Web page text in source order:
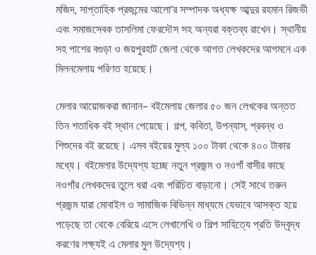
মজিদ, সাপ্তাহিক প্রজন্মের আলো’র সম্পাদক অধ্যক্ষ আব্দুর রহমান রিজভী
এবং সমাজসেবক তাসলিমা ফেরদৌস সহ অন্যরা বক্তব্য রাখেন। স্থানীয়
সহ পাশের বগুড়া ও জয়পুরহাট জেলা থেকে আগত লেখকদের আগমনে এক
মিলনমেলায় পরিণত হয়েছে।
মেলার আয়োজকরা জানান- বইমেলায় জেলার ৫০ জন লেখকের অন্তত
তিন শতাধিক বই স্থান পেয়েছে। গল্প, কবিতা, উপন্যাস, প্রবন্ধ ও
শিশুদের বই রয়েছে। এসব বইয়ের মুল্য ১০০ টাকা থেকে ৪০০ টাকার
মধ্যে। বইমেলার উদ্যেশ্য হচ্ছে নতুন প্রজন্ম ও নওগাঁ বাসীর কাছে
নওগাঁর লেখকদের তুলে ধরা এবং পরিচিত বাড়ানো। সেই সাথে তরুন
প্রজন্ম যারা মোবাইল ও সামাজিক বিভিন্ন মাধ্যমে যেভাবে আসক্ত হয়ে
পড়েছে তা থেকে বেরিয়ে এসে লেখালেখি ও শিল্প সাহিত্যে প্রতি উদ্বৃদ্ধ
করণের লক্ষ্যই এ মেলার মুল উদ্যেশ্য।